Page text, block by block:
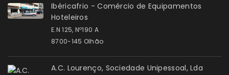
Ibéricafrio - Comércio de Equipamentos
Hoteleiros
E.N 125, Nº190 A
8700-145 Olhão
A.C. Lourenço, Sociedade Unipessoal, Lda